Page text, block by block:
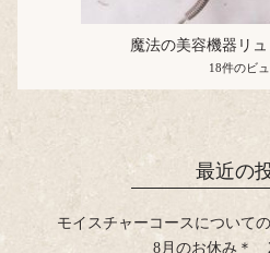
魔法の美容機器リ
18件のビ
最近の
モイスチャーコースについて
8月のお休み＊